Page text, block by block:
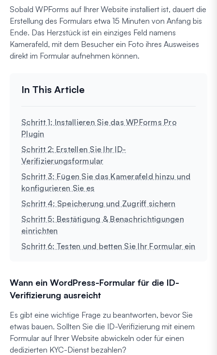
Sobald WPForms auf Ihrer Website installiert ist, dauert die
Erstellung des Formulars etwa 15 Minuten von Anfang bis
Ende. Das Herzstück ist ein einziges Feld namens
Kamerafeld, mit dem Besucher ein Foto ihres Ausweises
direkt im Formular aufnehmen können.
Schritt 1: Installieren Sie das WPForms Pro
Plugin
Schritt 2: Erstellen Sie Ihr ID-
Verifizierungsformular
Schritt 3: Fügen Sie das Kamerafeld hinzu und
konfigurieren Sie es
Schritt 4: Speicherung und Zugriff sichern
Schritt 5: Bestätigung & Benachrichtigungen
einrichten
Schritt 6: Testen und betten Sie Ihr Formular ein
Wann ein WordPress-Formular für die ID-
Verifizierung ausreicht
Es gibt eine wichtige Frage zu beantworten, bevor Sie
etwas bauen. Sollten Sie die ID-Verifizierung mit einem
Formular auf Ihrer Website abwickeln oder für einen
dedizierten KYC-Dienst bezahlen?